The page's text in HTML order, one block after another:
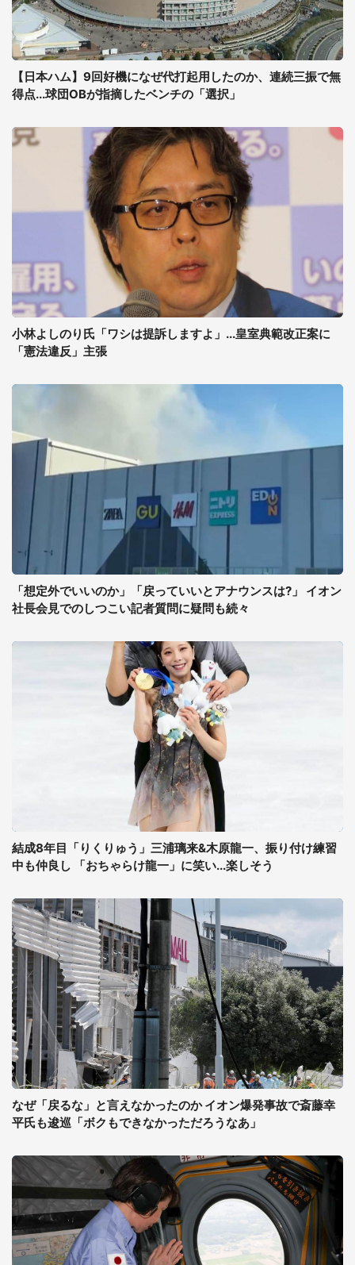
【日本ハム】9回好機になぜ代打起用したのか、連続三振で無
得点...球団OBが指摘したベンチの「選択」
小林よしのり氏「ワシは提訴しますよ」...皇室典範改正案に
「憲法違反」主張
「想定外でいいのか」「戻っていいとアナウンスは?」 イオン
社長会見でのしつこい記者質問に疑問も続々
結成8年目「りくりゅう」三浦璃来&木原龍一、振り付け練習
中も仲良し 「おちゃらけ龍一」に笑い...楽しそう
なぜ「戻るな」と言えなかったのか イオン爆発事故で斎藤幸
平氏も逡巡「ボクもできなかっただろうなあ」